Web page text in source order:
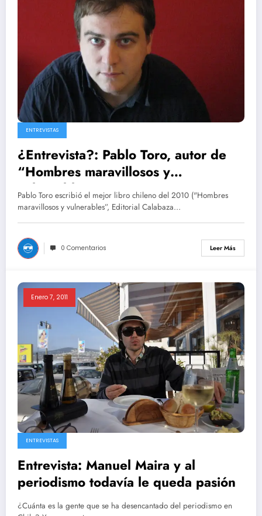
ENTREVISTAS
¿Entrevista?: Pablo Toro, autor de
“Hombres maravillosos y
vulnerables”
Pablo Toro escribió el mejor libro chileno del 2010 ("Hombres
maravillosos y vulnerables”, Editorial Calabaza…
0 Comentarios Leer Más
Enero 7, 2011
ENTREVISTAS
Entrevista: Manuel Maira y al
periodismo todavía le queda pasión
¿Cuánta es la gente que se ha desencantado del periodismo en